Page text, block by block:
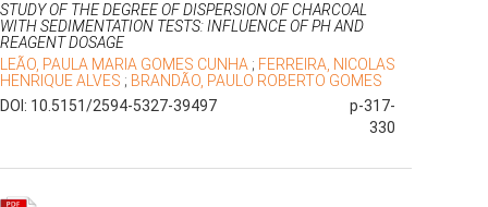
STUDY OF THE DEGREE OF DISPERSION OF CHARCOAL
WITH SEDIMENTATION TESTS: INFLUENCE OF PH AND
REAGENT DOSAGE
LEÃO, PAULA MARIA GOMES CUNHA ; FERREIRA, NICOLAS
HENRIQUE ALVES ; BRANDÃO, PAULO ROBERTO GOMES
DOI: 10.5151/2594-5327-39497
p-317-
330